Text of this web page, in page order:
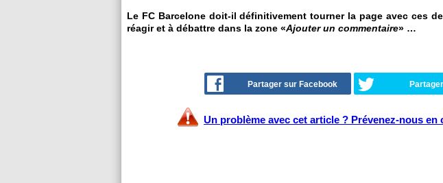
Le FC Barcelone doit-il définitivement tourner la page avec ces
réagir et à débattre dans la zone «Ajouter un commentaire» …
Partager sur Facebook
Un problème avec cet article ? Prévenez-nous en